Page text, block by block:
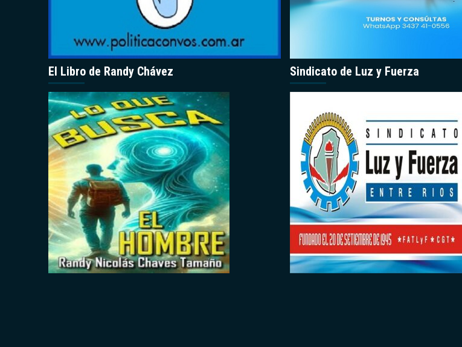
El Libro de Randy Chávez Sindicato de Luz y Fuerza